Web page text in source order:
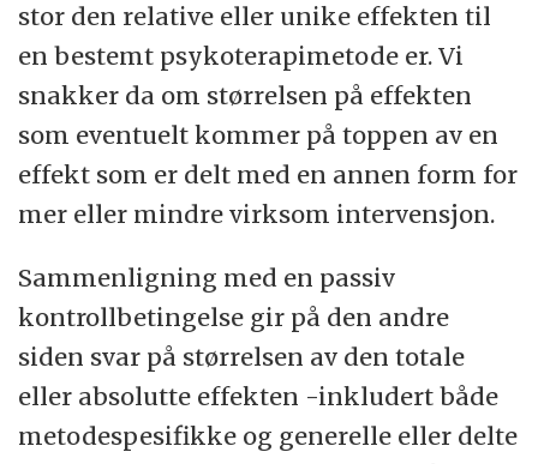
stor den relative eller unike effekten til
en bestemt psykoterapimetode er. Vi
snakker da om størrelsen på effekten
som eventuelt kommer på toppen av en
effekt som er delt med en annen form for
mer eller mindre virksom intervensjon.
Sammenligning med en passiv
kontrollbetingelse gir på den andre
siden svar på størrelsen av den totale
eller absolutte effekten -inkludert både
metodespesifikke og generelle eller delte